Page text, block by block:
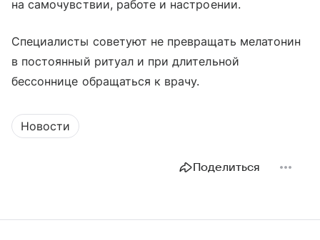
на самочувствии, работе и настроении.
Специалисты советуют не превращать мелатонин
в постоянный ритуал и при длительной
бессоннице обращаться к врачу.
Новости
Поделиться